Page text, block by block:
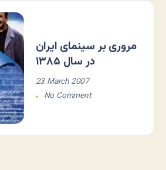
مروری بر سینمای ایران
در سال ۱۳۸۵
23 March 2007
No Comment